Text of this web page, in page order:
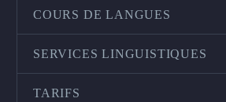
COURS DE LANGUES
SERVICES LINGUISTIQUES
TARIFS